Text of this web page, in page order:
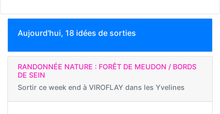
Aujourd'hui, 18 idées de sorties
RANDONNÉE NATURE : FORÊT DE MEUDON / BORDS
DE SEIN
Sortir ce week end à VIROFLAY dans les Yvelines